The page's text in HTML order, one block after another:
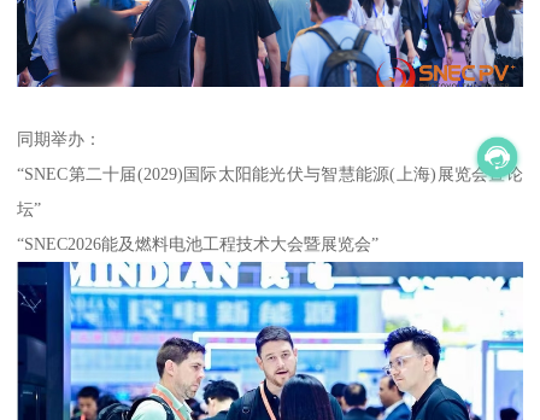
同期举办：
“SNEC第二十届(2029)国际太阳能光伏与智慧能源(上海)展览会暨论
坛”
“SNEC2026能及燃料电池工程技术大会暨展览会”